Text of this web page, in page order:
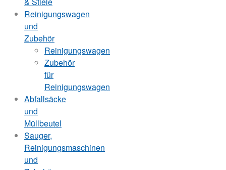
Reinigungswagen
und
Zubehör
Reinigungswagen
Zubehör
für
Reinigungswagen
Abfallsäcke
und
Müllbeutel
Sauger,
Reinigungsmaschinen
und